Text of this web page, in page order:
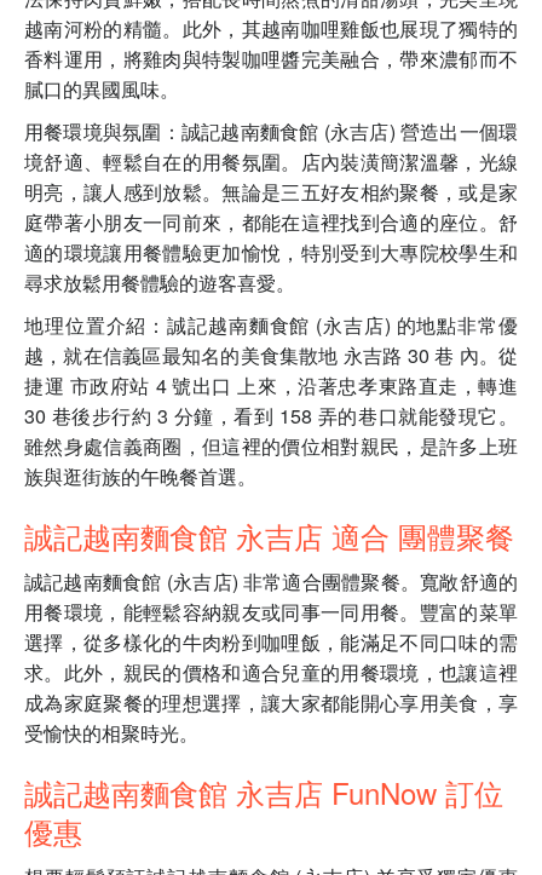
越南河粉的精髓。此外，其越南咖哩雞飯也展現了獨特的
香料運用，將雞肉與特製咖哩醬完美融合，帶來濃郁而不
膩口的異國風味。
用餐環境與氛圍：誠記越南麵食館 (永吉店) 營造出一個環
境舒適、輕鬆自在的用餐氛圍。店內裝潢簡潔溫馨，光線
明亮，讓人感到放鬆。無論是三五好友相約聚餐，或是家
庭帶著小朋友一同前來，都能在這裡找到合適的座位。舒
適的環境讓用餐體驗更加愉悅，特別受到大專院校學生和
尋求放鬆用餐體驗的遊客喜愛。
地理位置介紹：誠記越南麵食館 (永吉店) 的地點非常優
越，就在信義區最知名的美食集散地 永吉路 30 巷 內。從
捷運 市政府站 4 號出口 上來，沿著忠孝東路直走，轉進
30 巷後步行約 3 分鐘，看到 158 弄的巷口就能發現它。
雖然身處信義商圈，但這裡的價位相對親民，是許多上班
族與逛街族的午晚餐首選。
誠記越南麵食館 永吉店 適合 團體聚餐
誠記越南麵食館 (永吉店) 非常適合團體聚餐。寬敞舒適的
用餐環境，能輕鬆容納親友或同事一同用餐。豐富的菜單
選擇，從多樣化的牛肉粉到咖哩飯，能滿足不同口味的需
求。此外，親民的價格和適合兒童的用餐環境，也讓這裡
成為家庭聚餐的理想選擇，讓大家都能開心享用美食，享
受愉快的相聚時光。
誠記越南麵食館 永吉店 FunNow 訂位
優惠